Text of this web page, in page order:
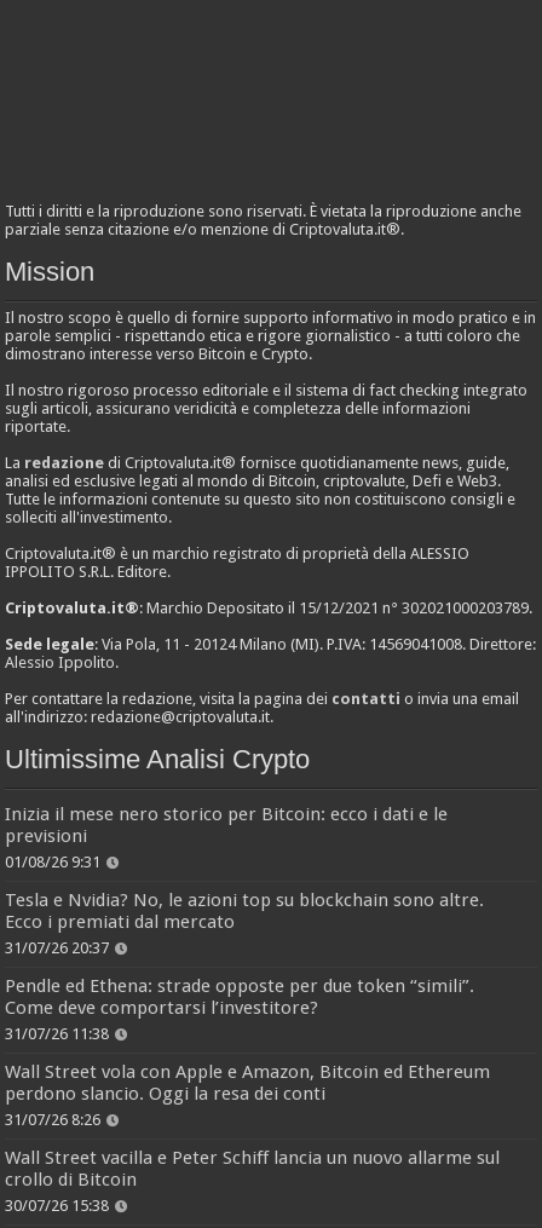
Tutti i diritti e la riproduzione sono riservati. È vietata la riproduzione anche
parziale senza citazione e/o menzione di Criptovaluta.it®.
Mission
Il nostro scopo è quello di fornire supporto informativo in modo pratico e in
parole semplici - rispettando etica e rigore giornalistico - a tutti coloro che
dimostrano interesse verso Bitcoin e Crypto.
Il nostro rigoroso processo editoriale e il sistema di fact checking integrato
sugli articoli, assicurano veridicità e completezza delle informazioni
riportate.
La redazione di Criptovaluta.it® fornisce quotidianamente news, guide,
analisi ed esclusive legati al mondo di Bitcoin, criptovalute, Defi e Web3.
Tutte le informazioni contenute su questo sito non costituiscono consigli e
solleciti all'investimento.
Criptovaluta.it® è un marchio registrato di proprietà della ALESSIO
IPPOLITO S.R.L. Editore.
Criptovaluta.it®: Marchio Depositato il 15/12/2021 n° 302021000203789.
Sede legale: Via Pola, 11 - 20124 Milano (MI). P.IVA: 14569041008. Direttore:
Alessio Ippolito.
Per contattare la redazione, visita la pagina dei contatti o invia una email
all'indirizzo:redazione@criptovaluta.it.
Ultimissime Analisi Crypto
Inizia il mese nero storico per Bitcoin: ecco i dati e le
previsioni
01/08/26 9:31
Tesla e Nvidia? No, le azioni top su blockchain sono altre.
Ecco i premiati dal mercato
31/07/26 20:37
Pendle ed Ethena: strade opposte per due token “simili”.
Come deve comportarsi l’investitore?
31/07/26 11:38
Wall Street vola con Apple e Amazon, Bitcoin ed Ethereum
perdono slancio. Oggi la resa dei conti
31/07/26 8:26
Wall Street vacilla e Peter Schiff lancia un nuovo allarme sul
crollo di Bitcoin
30/07/26 15:38